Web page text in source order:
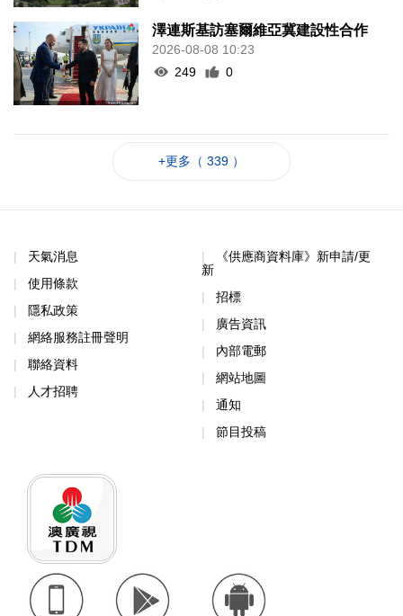
澤連斯基訪塞爾維亞冀建設性合作
2026-08-08 10:23
249
0
+更多（ 339 ）
天氣消息
使用條款
隱私政策
網絡服務註冊聲明
聯絡資料
人才招聘
《供應商資料庫》新申請/更
新
招標
廣告資訊
內部電郵
網站地圖
通知
節目投稿